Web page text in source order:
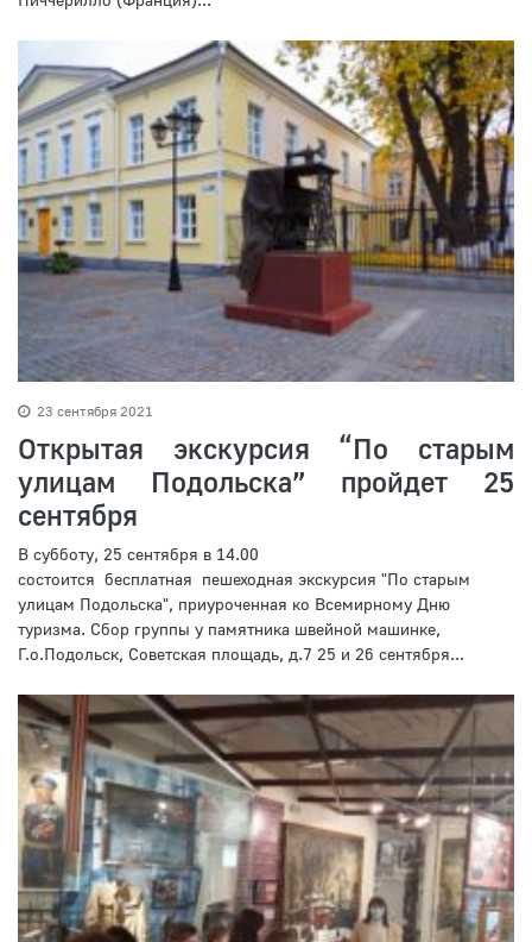
23 сентября 2021
Открытая экскурсия “По старым
улицам Подольска” пройдет 25
сентября
В субботу, 25 сентября в 14.00
состоится бесплатная пешеходная экскурсия "По старым
улицам Подольска", приуроченная ко Всемирному Дню
туризма. Сбор группы у памятника швейной машинке,
Г.о.Подольск, Советская площадь, д.7 25 и 26 сентября...